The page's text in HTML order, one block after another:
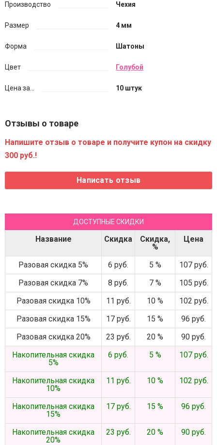
Производство Чехия
Размер 4 мм
Форма Шатоны
Цвет Голубой
Цена за... 10 штук
Отзывы о товаре
Напишите отзыв о товаре и получите купон на скидку
300 руб.!
ДОСТУПНЫЕ СКИДКИ
Название Скидка
Скидка,
%
Цена
Разовая скидка 5% 6 руб. 5 %
107 руб.
Разовая скидка 7%
8 руб. 7 %
105 руб.
Разовая скидка 10%
11 руб. 10 %
102 руб.
Разовая скидка 15%
17 руб. 15 %
96 руб.
Разовая скидка 20%
23 руб. 20 %
90 руб.
Накопительная скидка
5%
6 руб. 5 % 107 руб.
Накопительная скидка
10%
11 руб. 10 % 102 руб.
Накопительная скидка
15%
17 руб. 15 % 96 руб.
Накопительная скидка
20%
23 руб. 20 % 90 руб.